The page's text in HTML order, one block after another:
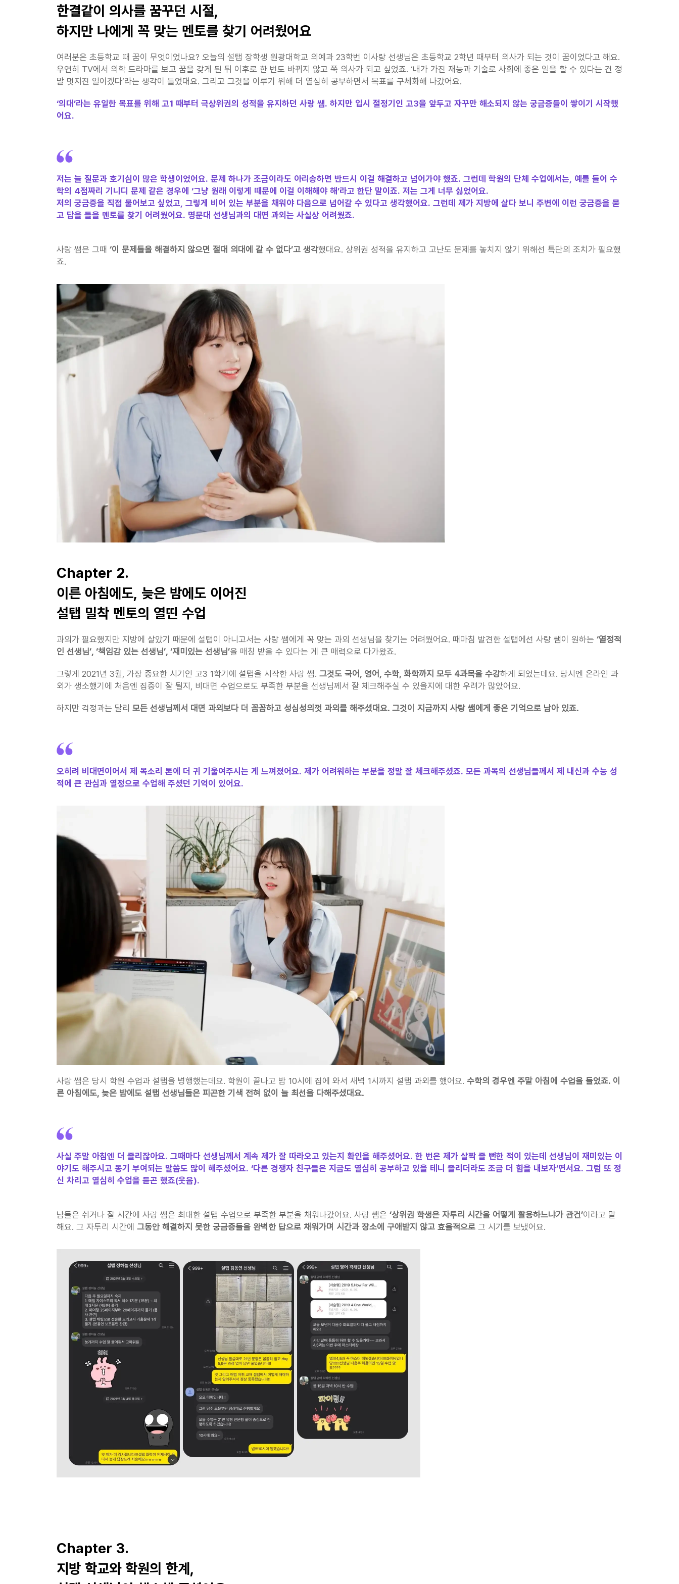
한결같이 의사를 꿈꾸던 시절,
하지만 나에게 꼭 맞는 멘토를 찾기 어려웠어요
여러분은 초등학교 때 꿈이 무엇이었나요? 오늘의 설탭 장학생 원광대학교 의예과 23학번 이사랑 선생님은 초등학교 2학년 때부터 의사가 되는 것이 꿈이었다고 해요.
우연히 TV에서 의학 드라마를 보고 꿈을 갖게 된 뒤 이후로 한 번도 바뀌지 않고 쭉 의사가 되고 싶었죠. ‘내가 가진 재능과 기술로 사회에 좋은 일을 할 수 있다는 건 정
말 멋지진 일이겠다’라는 생각이 들었대요. 그리고 그것을 이루기 위해 더 열심히 공부하면서 목표를 구체화해 나갔어요.
‘의대’라는 유일한 목표를 위해 고1 때부터 극상위권의 성적을 유지하던 사랑 쌤. 하지만 입시 절정기인 고3을 앞두고 자꾸만 해소되지 않는 궁금증들이 쌓이기 시작했
어요.
저는 늘 질문과 호기심이 많은 학생이었어요. 문제 하나가 조금이라도 아리송하면 반드시 이걸 해결하고 넘어가야 했죠. 그런데 학원의 단체 수업에서는, 예를 들어 수
학의 4점짜리 기니디 문제 같은 경우에 ‘그냥 원래 이렇게 때문에 이걸 이해해야 해’라고 한단 말이죠. 저는 그게 너무 싫었어요.
저의 궁금증을 직접 물어보고 싶었고, 그렇게 비어 있는 부분을 채워야 다음으로 넘어갈 수 있다고 생각했어요. 그런데 제가 지방에 살다 보니 주변에 이런 궁금증을 묻
고 답을 들을 멘토를 찾기 어려웠어요. 명문대 선생님과의 대면 과외는 사실상 어려웠죠.
사랑 쌤은 그때 ‘이 문제들을 해결하지 않으면 절대 의대에 갈 수 없다’고 생각했대요. 상위권 성적을 유지하고 고난도 문제를 놓치지 않기 위해선 특단의 조치가 필요했
죠.
Chapter 2.
이른 아침에도, 늦은 밤에도 이어진
설탭 밀착 멘토의 열띤 수업
과외가 필요했지만 지방에 살았기 때문에 설탭이 아니고서는 사랑 쌤에게 꼭 맞는 과외 선생님을 찾기는 어려웠어요. 때마침 발견한 설탭에선 사랑 쌤이 원하는 ‘열정적
인 선생님’, ‘책임감 있는 선생님’, ‘재미있는 선생님’을 매칭 받을 수 있다는 게 큰 매력으로 다가왔죠.
그렇게 2021년 3월, 가장 중요한 시기인 고3 1학기에 설탭을 시작한 사랑 쌤. 그것도 국어, 영어, 수학, 화학까지 모두 4과목을 수강하게 되었는데요. 당시엔 온라인 과
외가 생소했기에 처음엔 집중이 잘 될지, 비대면 수업으로도 부족한 부분을 선생님께서 잘 체크해주실 수 있을지에 대한 우려가 많았어요.
하지만 걱정과는 달리 모든 선생님께서 대면 과외보다 더 꼼꼼하고 성심성의껏 과외를 해주셨대요. 그것이 지금까지 사랑 쌤에게 좋은 기억으로 남아 있죠.
오히려 비대면이어서 제 목소리 톤에 더 귀 기울여주시는 게 느껴졌어요. 제가 어려워하는 부분을 정말 잘 체크해주셨죠. 모든 과목의 선생님들께서 제 내신과 수능 성
적에 큰 관심과 열정으로 수업해 주셨던 기억이 있어요.
사랑 쌤은 당시 학원 수업과 설탭을 병행했는데요. 학원이 끝나고 밤 10시에 집에 와서 새벽 1시까지 설탭 과외를 했어요. 수학의 경우엔 주말 아침에 수업을 들었죠. 이
른 아침에도, 늦은 밤에도 설탭 선생님들은 피곤한 기색 전혀 없이 늘 최선을 다해주셨대요.
사실 주말 아침엔 더 졸리잖아요. 그때마다 선생님께서 계속 제가 잘 따라오고 있는지 확인을 해주셨어요. 한 번은 제가 살짝 졸 뻔한 적이 있는데 선생님이 재미있는 이
야기도 해주시고 동기 부여되는 말씀도 많이 해주셨어요. ‘다른 경쟁자 친구들은 지금도 열심히 공부하고 있을 테니 졸리더라도 조금 더 힘을 내보자’면서요. 그럼 또 정
신 차리고 열심히 수업을 듣곤 했죠(웃음).
남들은 쉬거나 잘 시간에 사랑 쌤은 최대한 설탭 수업으로 부족한 부분을 채워나갔어요. 사랑 쌤은 ‘상위권 학생은 자투리 시간을 어떻게 활용하느냐가 관건’이라고 말
해요. 그 자투리 시간에 그동안 해결하지 못한 궁금증들을 완벽한 답으로 채워가며 시간과 장소에 구애받지 않고 효율적으로 그 시기를 보냈어요.
Chapter 3.
지방 학교와 학원의 한계,